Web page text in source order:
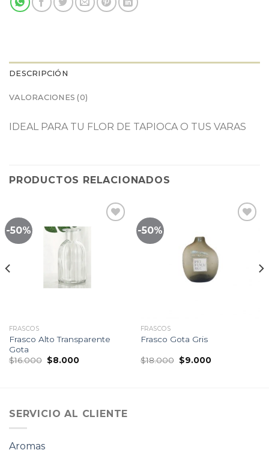
DESCRIPCIÓN
VALORACIONES (0)
IDEAL PARA TU FLOR DE TAPIOCA O TUS VARAS
PRODUCTOS RELACIONADOS
-50%
FRASCOS
Frasco Alto Transparente
Gota
$16.000 El
precio
$8.000El
-50%
seguimiento
FRASCOS
Frasco Gota Gris
$18.000 El
precio
$9.000El
SERVICIO AL CLIENTE
Aromas